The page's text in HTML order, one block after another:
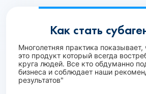
Как стать
Многолетняя практика показывает,
это продукт который всегда
круга людей. Все кто обдуманно
бизнеса и соблюдает наши
результатов"